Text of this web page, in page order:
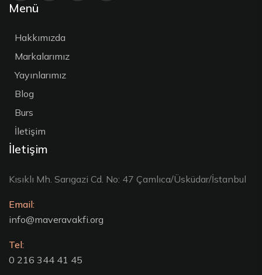
Menü
Hakkımızda
Markalarımız
Yayınlarımız
Blog
Burs
İletişim
İletişim
Kısıklı Mh. Sarıgazi Cd. No: 47 Çamlıca/Üsküdar/İstanbul
Email:
info@maveravakfi.org
Tel:
0 216 344 41 45